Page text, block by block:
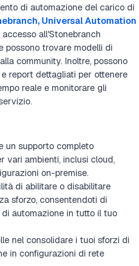
di automazione del carico di
Universal Automation
accesso all'Stonebranch
possono trovare modelli di
community. Inoltre, possono
report dettagliati per ottenere
reale e monitorare gli
un supporto completo
vari ambienti, inclusi cloud,
on-premise.
di abilitare o disabilitare
sforzo, consentendoti di
automazione in tutto il tuo
nel consolidare i tuoi sforzi di
in configurazioni di rete